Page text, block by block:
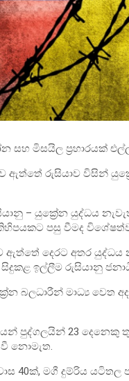
සහ මිසයිල ප්‍රහාරයක්
ඇත්තේ රුසියාව විසින්
– යුක්‍රේන යුද්ධය
පසු වීමද
ඇත්තේ දෙරට අතර
ඉල්ලීම රුසියානු
බලධාරීන් මාධ්‍ය වෙත
පුද්ගලයින් 23 දෙනෙකු
නොමැත.
40ක්, මගී දුම්රිය